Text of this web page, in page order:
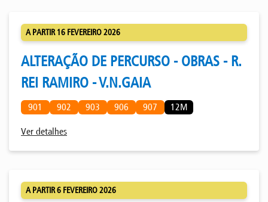
A PARTIR 16 FEVEREIRO 2026
ALTERAÇÃO DE PERCURSO - OBRAS - R.
REI RAMIRO - V.N.GAIA
901 902 903 906 907 12M
Ver detalhes
A PARTIR 6 FEVEREIRO 2026